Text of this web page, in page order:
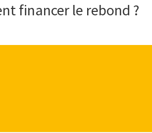
financer le rebond ?